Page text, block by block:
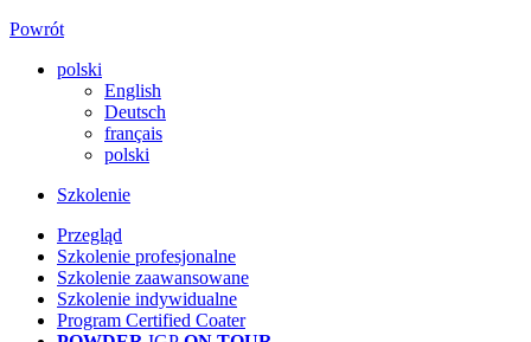
Powrót
polski
English
Deutsch
français
polski
Szkolenie
Przegląd
Szkolenie profesjonalne
Szkolenie zaawansowane
Szkolenie indywidualne
Program Certified Coater